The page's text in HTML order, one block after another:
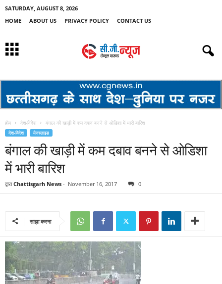
SATURDAY, AUGUST 8, 2026
HOME
ABOUT US PRIVACY POLICY CONTACT US
होम देश-विदेश बंगाल की खाड़ी में कम दबाव बनने से ओडिशा में भारी बारिश
देश-विदेश मेनस्लाइड
बंगाल की खाड़ी में कम दबाव बनने से ओडिशा
में भारी बारिश
द्वारा Chattisgarh News - November 16, 2017 0
साझा करना